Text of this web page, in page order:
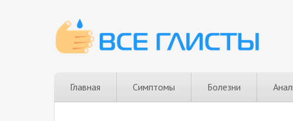
Главная Симптомы Болезни